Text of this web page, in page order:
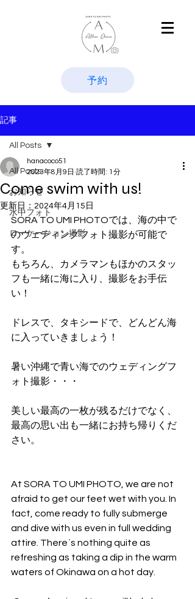
予約
記事
All Posts
お知らせ
水中フォト
ローケーション撮影
All Posts
Come swim with us!
hanacoco51
2023年8月9日 読了時間: 1分
更新日： 2024年4月15日
SORA TO UMI PHOTOでは、海の中で
のウェディングフォト撮影が可能で
す。
もちろん、カメラマンもほかのスタッ
フも一緒に海に入り、撮影をお手伝
い！
ドレスで、タキシードで、どんどん海
に入っていきましょう！
暑い沖縄で青い海でのウェディングフ
ォト撮影・・・
美しい最高の一枚が残るだけでなく、
最高の思い出も一緒にお持ち帰りくだ
さい。
At SORA TO UMI PHOTO, we are not
afraid to get our feet wet with you. In
fact, come ready to fully submerge
and dive with us even in full wedding
attire. There`s nothing quite as
refreshing as taking a dip in the warm
waters of Okinawa on a hot day.